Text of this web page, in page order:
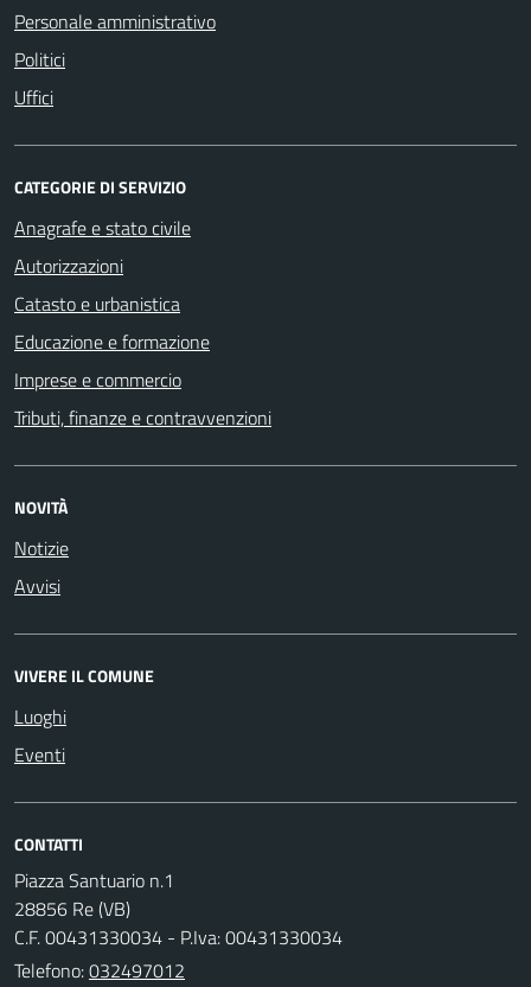
Personale amministrativo
Politici
Uffici
CATEGORIE DI SERVIZIO
Anagrafe e stato civile
Autorizzazioni
Catasto e urbanistica
Educazione e formazione
Imprese e commercio
Tributi, finanze e contravvenzioni
NOVITÀ
Notizie
Avvisi
VIVERE IL COMUNE
Luoghi
Eventi
CONTATTI
Piazza Santuario n.1
28856 Re (VB)
C.F. 00431330034 - P.Iva: 00431330034
Telefono:032497012